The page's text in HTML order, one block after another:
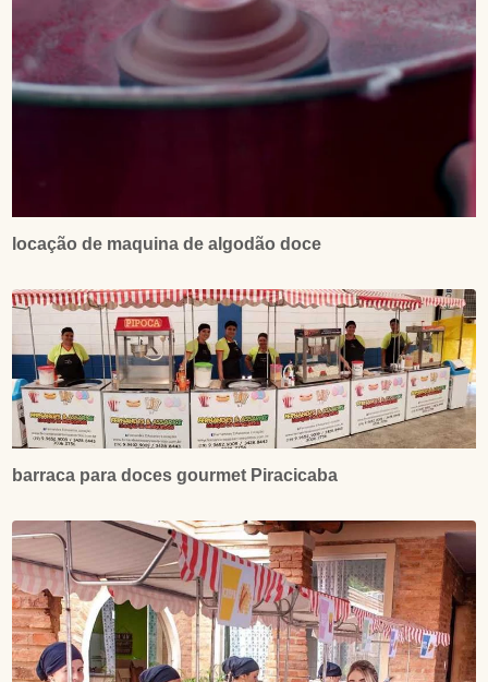
locação de maquina de algodão doce
barraca para doces gourmet Piracicaba